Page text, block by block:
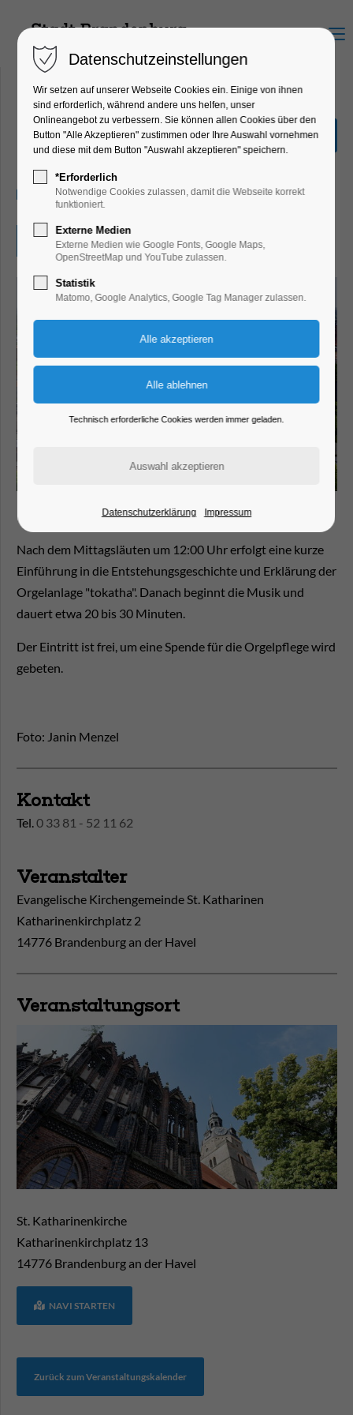
Menu
Orgelmusik am Mittag
Konzert, Musik
09.06.2025, 12:00–12:30
Eintritt frei
Nach dem Mittagsläuten um 12:00 Uhr erfolgt eine kurze
Einführung in die Entstehungsgeschichte und Erklärung der
Orgelanlage "tokatha". Danach beginnt die Musik und
dauert etwa 20 bis 30 Minuten.
Der Eintritt ist frei, um eine Spende für die Orgelpflege wird
gebeten.
Foto: Janin Menzel
Kontakt
Tel.0 33 81 - 52 11 62
Veranstalter
Evangelische Kirchengemeinde St. Katharinen
Katharinenkirchplatz 2
14776 Brandenburg an der Havel
Veranstaltungsort
St. Katharinenkirche
Katharinenkirchplatz 13
14776 Brandenburg an der Havel
NAVI STARTEN
Zurück zum Veranstaltungskalender
Datenschutzeinstellungen
Wir setzen auf unserer Webseite Cookies ein. Einige von ihnen
sind erforderlich, während andere uns helfen, unser
Onlineangebot zu verbessern. Sie können allen Cookies über den
Button "Alle Akzeptieren" zustimmen oder Ihre Auswahl vornehmen
und diese mit dem Button "Auswahl akzeptieren" speichern.
*Erforderlich
Notwendige Cookies zulassen, damit die Webseite korrekt
funktioniert.
Externe Medien
Externe Medien wie Google Fonts, Google Maps,
OpenStreetMap und YouTube zulassen.
Statistik
Matomo, Google Analytics, Google Tag Manager zulassen.
Technisch erforderliche Cookies werden immer geladen.
Datenschutzerklärung Impressum